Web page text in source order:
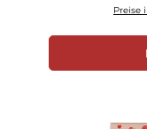
Preise